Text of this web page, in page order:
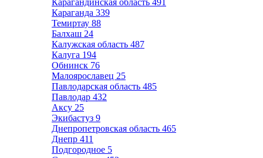
Карагандинская область 491
Караганда 339
Темиртау 88
Балхаш 24
Калужская область 487
Калуга 194
Обнинск 76
Малоярославец 25
Павлодарская область 485
Павлодар 432
Аксу 25
Экибастуз 9
Днепропетровская область 465
Днепр 411
Подгородное 5